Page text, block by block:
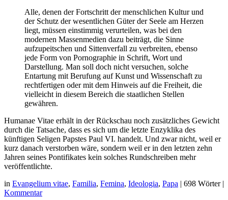
Alle, denen der Fortschritt der menschlichen Kultur und
der Schutz der wesentlichen Güter der Seele am Herzen
liegt, müssen einstimmig verurteilen, was bei den
modernen Massenmedien dazu beiträgt, die Sinne
aufzupeitschen und Sittenverfall zu verbreiten, ebenso
jede Form von Pornographie in Schrift, Wort und
Darstellung. Man soll doch nicht versuchen, solche
Entartung mit Berufung auf Kunst und Wissenschaft zu
rechtfertigen oder mit dem Hinweis auf die Freiheit, die
vielleicht in diesem Bereich die staatlichen Stellen
gewähren.
Humanae Vitae erhält in der Rückschau noch zusätzliches Gewicht
durch die Tatsache, dass es sich um die letzte Enzyklika des
künftigen Seligen Papstes Paul VI. handelt. Und zwar nicht, weil er
kurz danach verstorben wäre, sondern weil er in den letzten zehn
Jahren seines Pontifikates kein solches Rundschreiben mehr
veröffentlichte.
in Evangelium vitae, Familia, Femina, Ideologia, Papa | 698 Wörter |
Kommentar